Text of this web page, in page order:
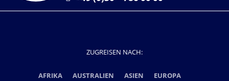
ZUGREISEN NACH:
AFRIKA AUSTRALIEN ASIEN
EUROPA